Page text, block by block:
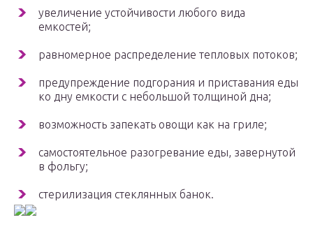
увеличение устойчивости любого вида
емкостей;
равномерное распределение тепловых потоков;
предупреждение подгорания и приставания еды
ко дну емкости с небольшой толщиной дна;
возможность запекать овощи как на гриле;
самостоятельное разогревание еды, завернутой
в фольгу;
стерилизация стеклянных банок.